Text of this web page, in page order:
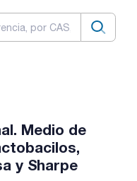
Medio de
y Sharpe